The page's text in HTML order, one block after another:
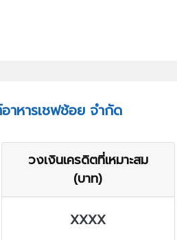
าหารเชฟช้อย จำกัด
วงเงินเครดิตที่เหมาะสม
(บาท)
XXXX